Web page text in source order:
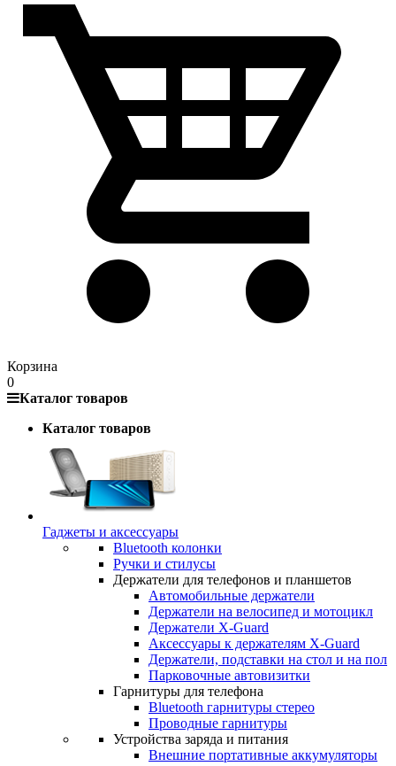
Корзина
0
Каталог товаров
Каталог товаров
Гаджеты и аксессуары
Bluetooth колонки
Ручки и стилусы
Держатели для телефонов и планшетов
Автомобильные держатели
Держатели на велосипед и мотоцикл
Держатели X-Guard
Аксессуары к держателям X-Guard
Держатели, подставки на стол и на пол
Парковочные автовизитки
Гарнитуры для телефона
Bluetooth гарнитуры стерео
Проводные гарнитуры
Устройства заряда и питания
Внешние портативные аккумуляторы